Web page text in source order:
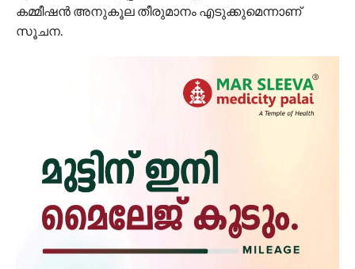
കമ്മീഷന്‍ അനുകൂല തീരുമാനം എടുക്കുമെന്നാണ്
സൂചന.